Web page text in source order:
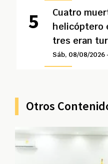
Cuatro
helicóptero
tres eran
Sáb, 08/08/2026
Otros